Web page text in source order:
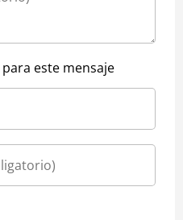
este mensaje